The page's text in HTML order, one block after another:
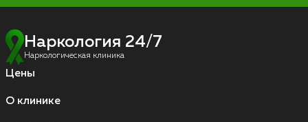
Наркология 24/7
Наркологическая клиника
Цены
О клинике